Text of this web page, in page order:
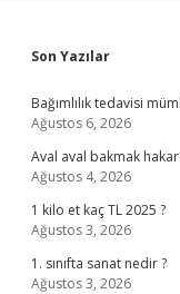
Sidebar
Son Yazılar
Bağımlılık tedavisi
Ağustos 6, 2026
Aval aval bakmak
Ağustos 4, 2026
1 kilo et kaç TL 2025 ?
Ağustos 3, 2026
1. sınıfta sanat nedir ?
Ağustos 3, 2026